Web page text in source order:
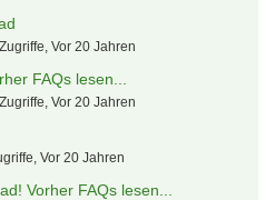
Vor 20 Jahren
FAQs lesen...
Vor 20 Jahren
Vor 20 Jahren
Vorher FAQs lesen...